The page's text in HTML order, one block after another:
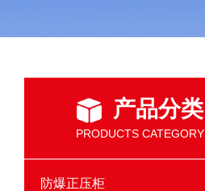
产品分类
PRODUCTS CATEGORY
防爆正压柜